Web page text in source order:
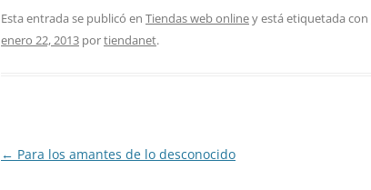
Esta entrada se publicó en Tiendas web onliney está etiquetada con
enero 22, 2013 portiendanet.
Navegación
← Para los amantes de lo desconocido